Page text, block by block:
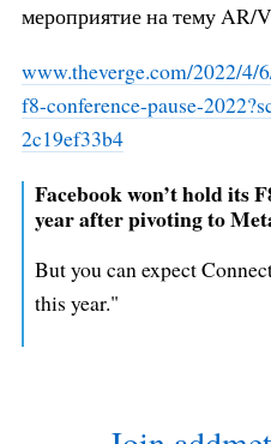
мероприятие на тему AR/
www.theverge.com/2022/4/
f8-conference-pause-
2c19ef33b4
Facebook won’t hold its
year after pivoting to
But you can expect
this year."